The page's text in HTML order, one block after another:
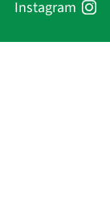
Instagram